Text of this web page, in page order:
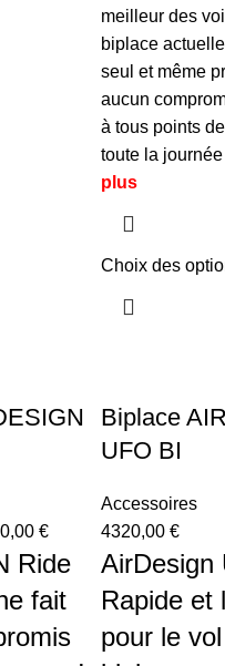
meilleur des
biplace
seul et même
aucun
à tous points
toute la journée
plus
Choix des
€
Ride
fait
Biplace
UFO BI
Accessoires
4320,00 €
AirDesign
Rapide et
pour le